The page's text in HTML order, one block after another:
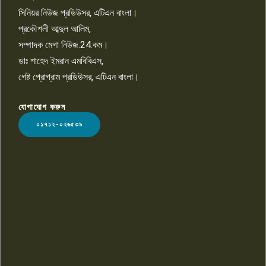
LOGO
সিনিয়র নিউজ প্রডিউসর, এটিএন বাংলা।
প্রকৌশলী আব্দুল আলিম,
সম্পাদক মেগা নিউজ.24.কম।
ডাঃ শাহেদ ইমরান এমবিবিএস,
গেষ্ট প্রোগ্রাম প্রডিউসর, এটিএন বাংলা।
যোগাযোগ করুন
০১৭১২-০২৬৫৩৯